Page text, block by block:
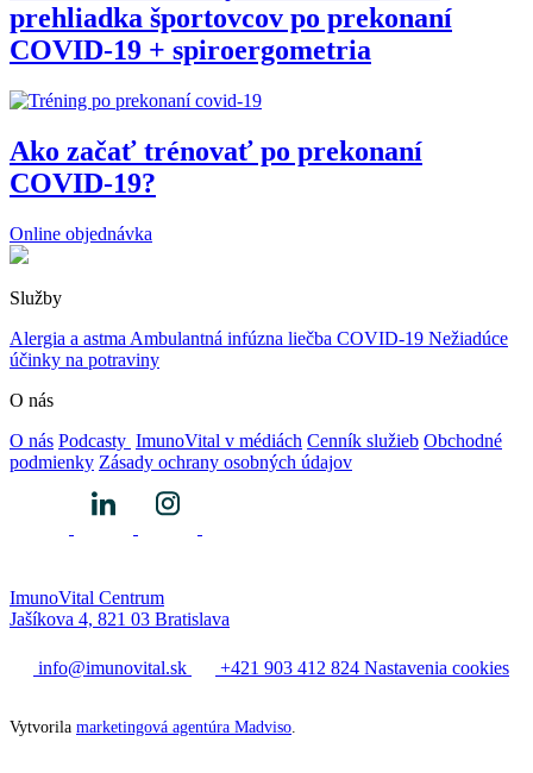
prehliadka športovcov po prekonaní
COVID-19 + spiroergometria
Ako začať trénovať po prekonaní
COVID-19?
Online objednávka
Služby
Alergia a astma Ambulantná infúzna liečba COVID-19 Nežiadúce
účinky na potraviny
O nás
O nás Podcasty ImunoVital v médiách Cenník služieb Obchodné
podmienky Zásady ochrany osobných údajov
ImunoVital Centrum
Jašíkova 4, 821 03 Bratislava
info@imunovital.sk +421 903 412 824 Nastavenia cookies
Vytvorila marketingová agentúra Madviso